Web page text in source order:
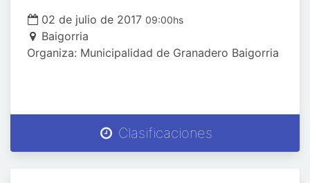
02 de julio de 2017 09:00hs
Baigorria
Organiza: Municipalidad de Granadero Baigorria
Clasificaciones